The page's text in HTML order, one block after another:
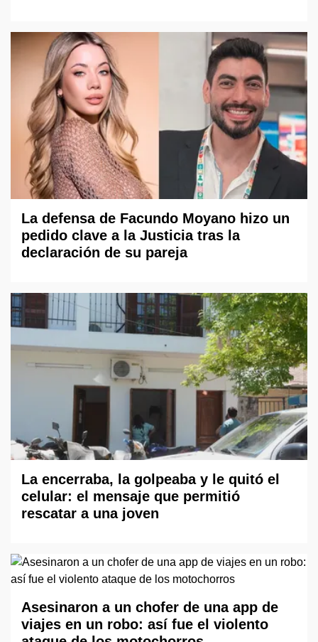
La defensa de Facundo Moyano hizo un
pedido clave a la Justicia tras la
declaración de su pareja
La encerraba, la golpeaba y le quitó el
celular: el mensaje que permitió
rescatar a una joven
Asesinaron a un chofer de una app de
viajes en un robo: así fue el violento